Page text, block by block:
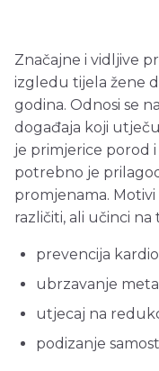
Značajne i vidljive
izgledu tijela žene
godina. Odnosi se
događaja koji
je primjerice porod
potrebno je
promjenama.
različiti, ali učinci
prevencija
ubrzavanje
utjecaj na
podizanje